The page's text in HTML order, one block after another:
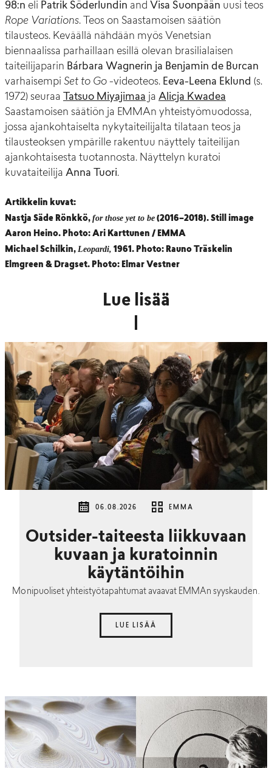
98:n eli Patrik Söderlundin and Visa Suonpään uusi teos
Rope Variations. Teos on Saastamoisen säätiön
tilausteos. Keväällä nähdään myös Venetsian
biennaalissa parhaillaan esillä olevan brasilialaisen
taiteilijaparin Bárbara Wagnerin ja Benjamin de Burcan
varhaisempi Set to Go -videoteos. Eeva-Leena Eklund (s.
1972) seuraa
Tatsuo Miyajimaa ja Alicja Kwadea
Saastamoisen säätiön ja EMMAn yhteistyömuodossa,
jossa ajankohtaiselta nykytaiteilijalta tilataan teos ja
tilausteoksen ympärille rakentuu näyttely taiteilijan
ajankohtaisesta tuotannosta. Näyttelyn kuratoi
kuvataiteilija Anna Tuori.
Artikkelin kuvat:
Nastja Säde Rönkkö, for those yet to be (2016–2018). Still image
Aaron Heino. Photo: Ari Karttunen / EMMA
Michael Schilkin, Leopardi, 1961. Photo: Rauno Träskelin
Elmgreen & Dragset. Photo: Elmar Vestner
Lue lisää
06.08.2026 EMMA
Outsider-taiteesta liikkuvaan
kuvaan ja kuratoinnin
käytäntöihin
Monipuoliset yhteistyötapahtumat avaavat EMMAn syyskauden.
LUE LISÄÄ